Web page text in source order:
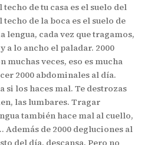
de tu casa es el suelo del
de la boca es el suelo de
lengua, cada vez que tragamos,
a lo ancho el paladar. 2000
muchas veces, eso es mucha
2000 abdominales al día.
si los haces mal. Te destrozas
las lumbares. Tragar
también hace mal al cuello,
de 2000 degluciones al
del día, descansa. Pero no